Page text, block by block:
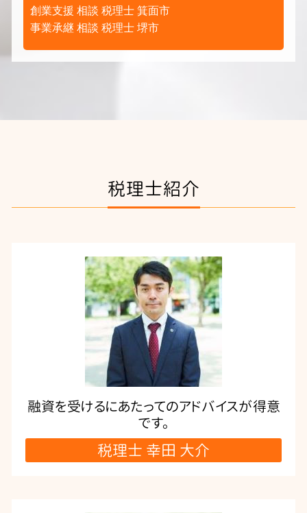
創業支援 相談 税理士 箕面市
事業承継 相談 税理士 堺市
税理士紹介
融資を受けるにあたってのアドバイスが得意
です。
税理士 幸田 大介